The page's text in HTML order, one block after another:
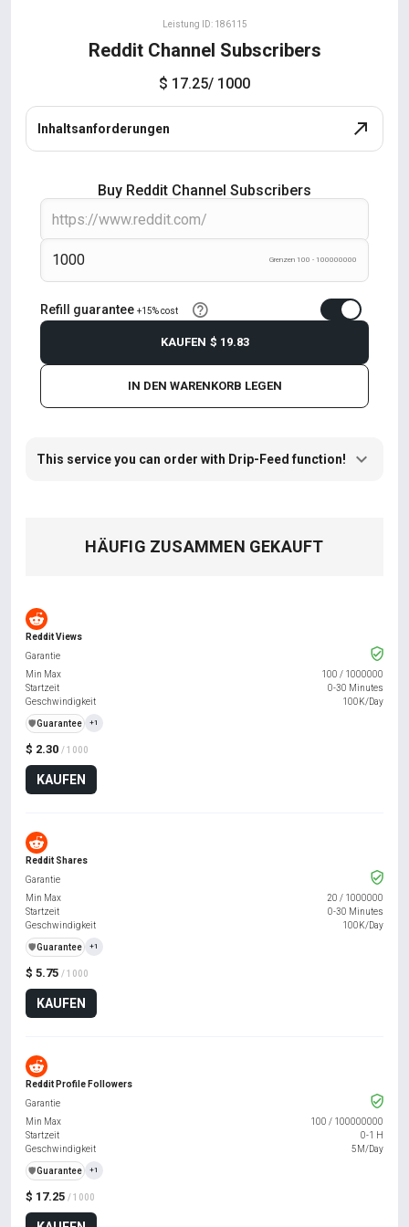
Leistung ID: 186115
Reddit Channel Subscribers
$ 17.25/ 1000
Inhaltsanforderungen
Buy Reddit Channel Subscribers
Grenzen 100 - 100000000
Refill guarantee +15% cost
IN DEN WARENKORB LEGEN
KAUFEN $ 19.83
This service you can order with Drip-Feed function!
HÄUFIG ZUSAMMEN GEKAUFT
Reddit Views
$ 2.30 / 1000
KAUFEN
Garantie
Min Max
100 / 1000000
Startzeit
0-30 Minutes
Geschwindigkeit
100K/Day
️🛡️Guarantee +1
Reddit Shares
$ 5.75 / 1000
KAUFEN
Garantie
Min Max
20 / 1000000
Startzeit
0-30 Minutes
Geschwindigkeit
100K/Day
️🛡️Guarantee +1
Reddit Profile Followers
$ 17.25 / 1000
Garantie
Min Max
100 / 100000000
Startzeit
0-1 H
Geschwindigkeit
5M/Day
️🛡️Guarantee +1